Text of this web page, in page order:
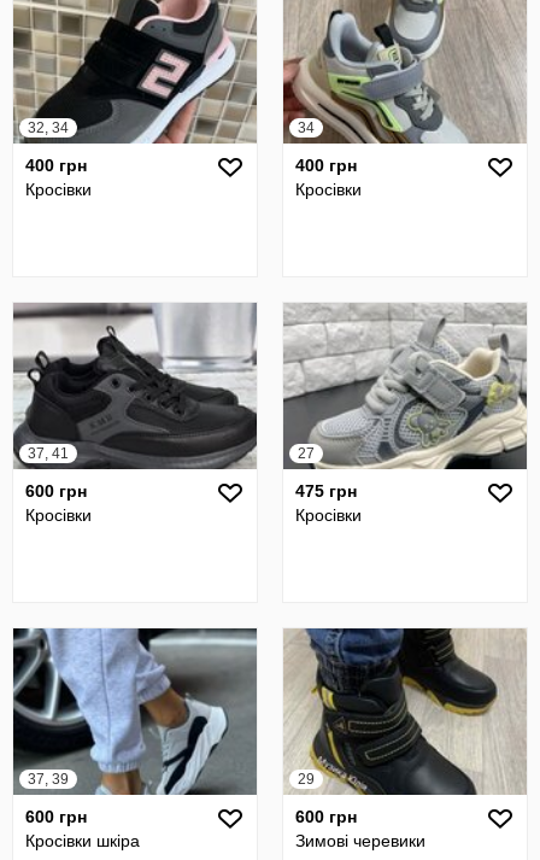
32, 34
400 грн
Кросівки
34
400 грн
Кросівки
37, 41
600 грн
Кросівки
27
475 грн
Кросівки
37, 39
600 грн
Кросівки шкіра
29
600 грн
Зимові черевики